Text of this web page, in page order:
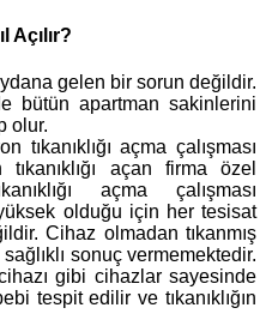
Açılır?
gelen bir sorun değildir.
bütün apartman sakinlerini
olur.
tıkanıklığı açma çalışması
tıkanıklığı açan firma özel
açma çalışması
olduğu için her tesisat
Cihaz olmadan tıkanmış
sonuç vermemektedir.
gibi cihazlar sayesinde
tespit edilir ve tıkanıklığın